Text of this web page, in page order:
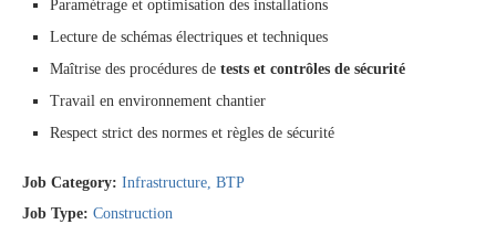
Paramétrage et optimisation des installations
Lecture de schémas électriques et techniques
Maîtrise des procédures de tests et contrôles de sécurité
Travail en environnement chantier
Respect strict des normes et règles de sécurité
Job Category: Infrastructure BTP
Job Type: Construction